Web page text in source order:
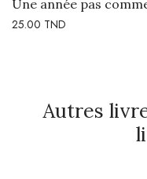
Une année pas
25.00 TND
Autres